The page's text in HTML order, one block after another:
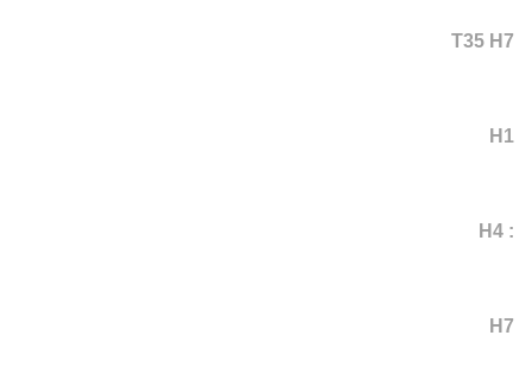
T35 H7
H1
: H4
H7